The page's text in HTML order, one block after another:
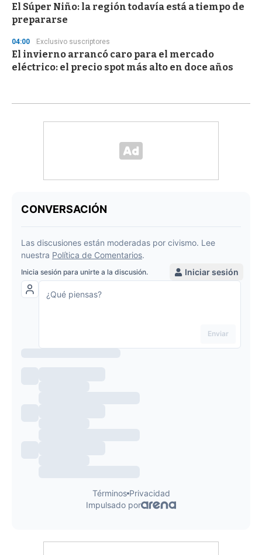
El Súper Niño: la región todavía está a tiempo de
prepararse
04:00 Exclusivo suscriptores
El invierno arrancó caro para el mercado
eléctrico: el precio spot más alto en doce años